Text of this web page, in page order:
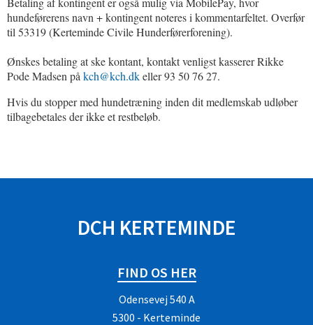
hundeførerens navn + kontingent noteres i kommentarfeltet. Overfør
til 53319 (Kerteminde Civile Hunderførerforening).
Ønskes betaling at ske kontant, kontakt venligst kasserer Rikke
Pode Madsen på kch@kch.dkeller 93 50 76 27.
Hvis du stopper med hundetræning inden dit medlemskab udløber
tilbagebetales der ikke et restbeløb.
DCH KERTEMINDE
FIND OS HER
Odensevej 540 A
5300 - Kerteminde